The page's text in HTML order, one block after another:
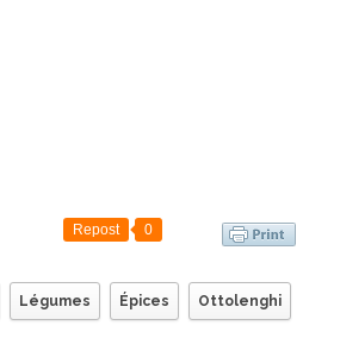
Repost 0
Légumes Épices Ottolenghi